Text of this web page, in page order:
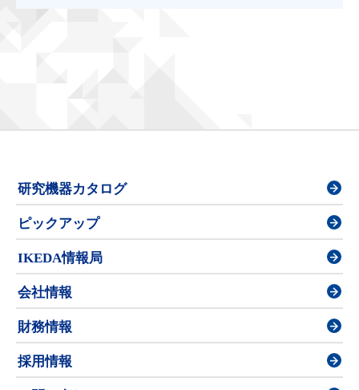
研究機器カタログ
ピックアップ
IKEDA情報局
会社情報
財務情報
採用情報